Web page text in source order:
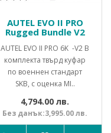
AUTEL EVO II PRO
Rugged Bundle V2
AUTEL EVO II PRO 6K -V2 В
комплекта твърд куфар
по военнен стандарт
SKB, с оценка MI..
4,794.00 лв.
Без данък:3,995.00 лв.